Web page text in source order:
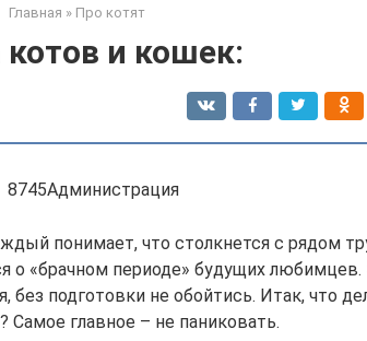
Главная » Про котят
котов и кошек:
8745Администрация
понимает, что столкнется с рядом
о «брачном периоде» будущих любимцев.
без подготовки не обойтись. Итак, что
Самое главное – не паниковать.